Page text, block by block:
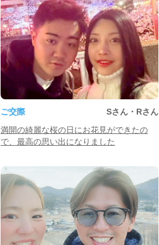
ご交際
Sさん・Rさん
満開の綺麗な桜の日にお花見ができたの
で、最高の思い出になりました